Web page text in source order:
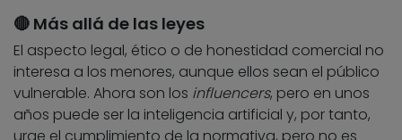
🔴 Más allá de las leyes
El aspecto legal, ético o de honestidad comercial no
interesa a los menores, aunque ellos sean el público
vulnerable. Ahora son los influencers, pero en unos
años puede ser la inteligencia artificial y, por tanto,